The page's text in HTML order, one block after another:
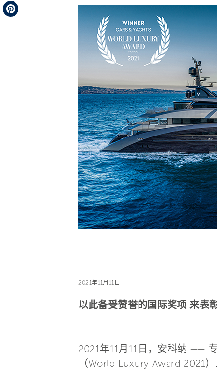
Telegram
2021年11月11日
以此备受赞誉的国际奖项 来表
2021年11月11日，安科纳 ——
（World Luxury Award 2021